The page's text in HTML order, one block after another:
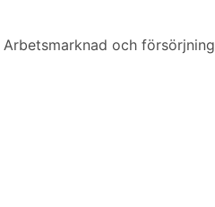
och försörjning